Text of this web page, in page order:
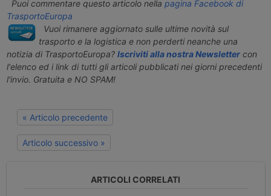
Puoi commentare questo articolo nella pagina Facebook di
TrasportoEuropa
Vuoi rimanere aggiornato sulle ultime novità sul
trasporto e la logistica e non perderti neanche una
notizia di TrasportoEuropa? Iscriviti alla nostra Newslettercon
l'elenco ed i link di tutti gli articoli pubblicati nei giorni precedenti
l'invio. Gratuita e NO SPAM!
« Articolo precedente
Articolo successivo »
ARTICOLI CORRELATI